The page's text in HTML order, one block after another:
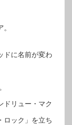
ドに名前が変わ
ドリュー・マク
ロック」を立ち